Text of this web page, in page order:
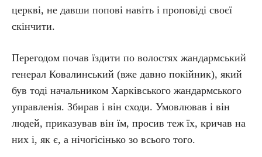
церкві, не давши попові навіть і проповіді своєї
скінчити.
Перегодом почав їздити по волостях жандармський
генерал Ковалинський (вже давно покійник), який
був тоді начальником Харківського жандармського
управленія. Збирав і він сходи. Умовлював і він
людей, приказував він їм, просив теж їх, кричав на
них і, як є, а нічогісінько зо всього того.